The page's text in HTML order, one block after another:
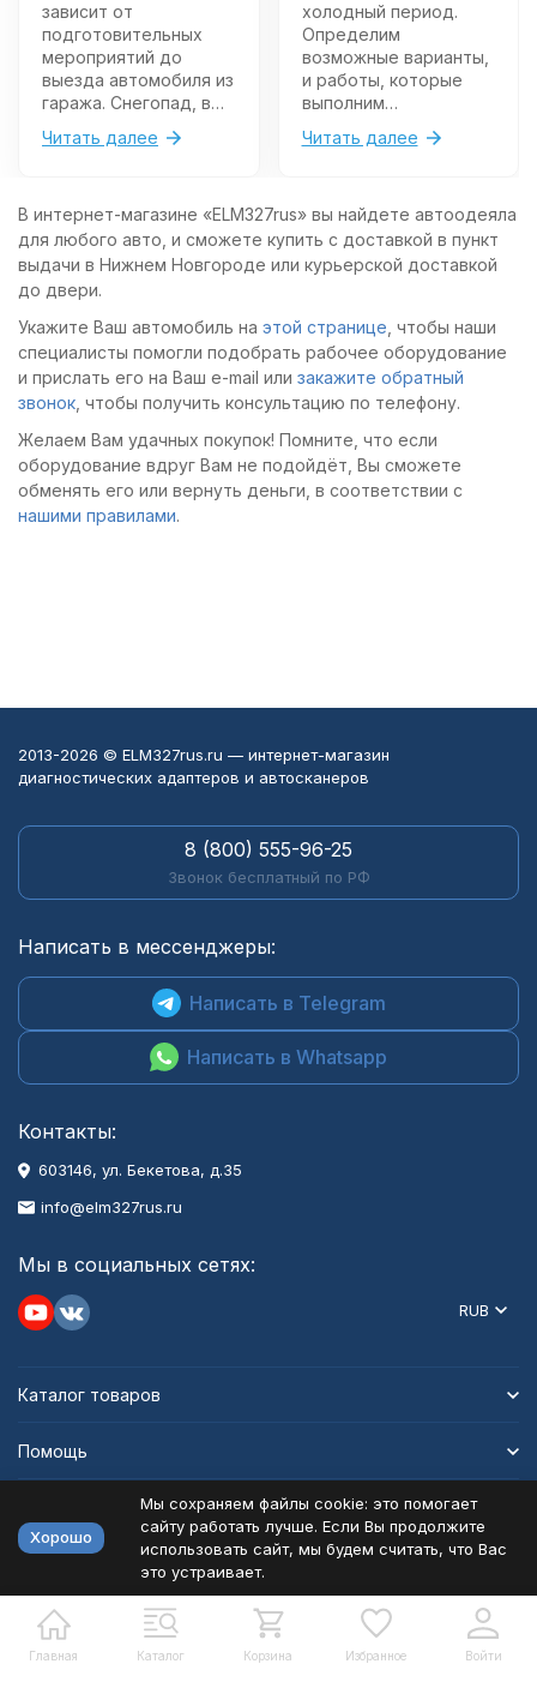
зависит от
подготовительных
мероприятий до
выезда автомобиля из
гаража. Снегопад, в
степени, уменьшат
озабоченность нужно
проявить о том,
чтобы участники
движения как можно
автомобиль.
Читать далее
холодный период.
Определим
возможные варианты,
и работы, которые
выполним
Читать далее
В интернет-магазине «ELM327rus» вы найдете автоодеяла
для любого авто, и сможете купить с доставкой в пункт
выдачи в Нижнем Новгороде или курьерской доставкой
до двери.
Укажите Ваш автомобиль на этой странице , чтобы наши
специалисты помогли подобрать рабочее оборудование
и прислать его на Ваш e-mail или закажите обратный
звонок , чтобы получить консультацию по телефону.
Желаем Вам удачных покупок! Помните, что если
оборудование вдруг Вам не подойдёт, Вы сможете
обменять его или вернуть деньги, в соответствии с
нашими правилами.
Главная Каталог Корзина Избранное Войти
2013-2026 © ELM327rus.ru — интернет-магазин
диагностических адаптеров и автосканеров
8 (800) 555-96-25
Звонок бесплатный по РФ
Написать в мессенджеры:
Написать в Telegram
Написать в Whatsapp
Контакты:
603146, ул. Бекетова, д.35
info@elm327rus.ru
Мы в социальных сетях:
RUB
Каталог товаров
Помощь
Политика персональных данных
Разработано в bodysite.ru
Хорошо
Мы сохраняем файлы cookie: это помогает
сайту работать лучше. Если Вы продолжите
использовать сайт, мы будем считать, что Вас
это устраивает.